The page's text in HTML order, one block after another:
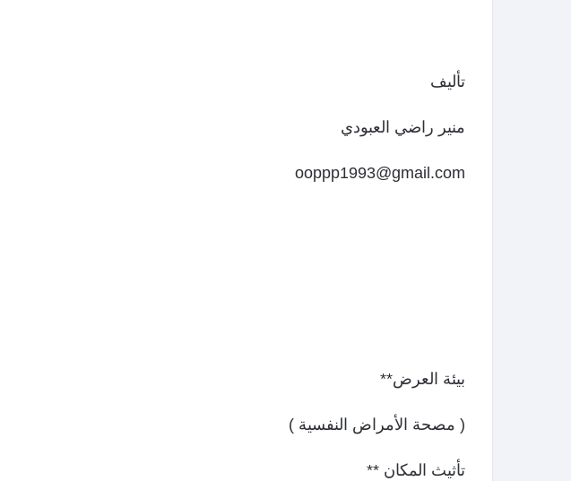
تأليف
منير راضي العبودي
ooppp1993@gmail.com
بيئة العرض**
( مصحة الأمراض النفسية )
تأثيث المكان **